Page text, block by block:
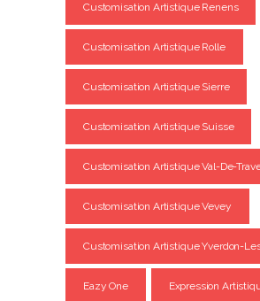
Customisation Artistique Renens
Customisation Artistique Rolle
Customisation Artistique Sierre
Customisation Artistique Suisse
Customisation Artistique Val-De-
Customisation Artistique Vevey
Customisation Artistique Yverdon-
Eazy One Expression